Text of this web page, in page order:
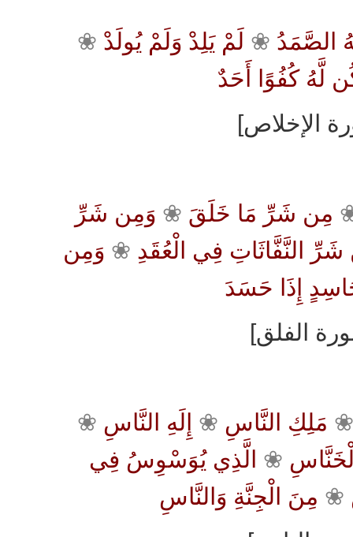
الصَّمَدُ ❀ لَمْ يَلِدْ وَلَمْ يُولَدْ ❀
لَّهُ كُفُوًا أَحَدٌ
مِن شَرِّ مَا خَلَقَ ❀ وَمِن شَرِّ
النَّفَّاثَاتِ فِي الْعُقَدِ ❀ وَمِن
إِذَا حَسَدَ
❀ مَلِكِ النَّاسِ ❀ إِلَهِ النَّاسِ ❀
❀ الَّذِي يُوَسْوِسُ فِي
❀ مِنَ الْجِنَّةِ وَالنَّاسِ